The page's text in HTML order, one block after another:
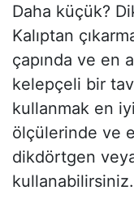
Daha küçük?
Kalıptan
çapında ve en
kelepçeli bir
kullanmak en
ölçülerinde ve
dikdörtgen
kullanabilirsiniz.